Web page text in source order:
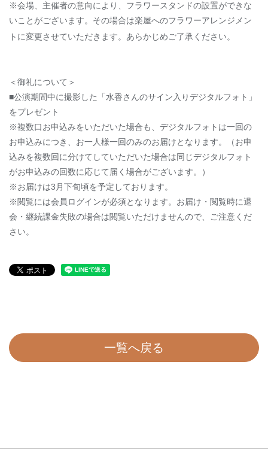
※会場、主催者の意向により、フラワースタンドの設置ができな
いことがございます。その場合は楽屋へのフラワーアレンジメン
トに変更させていただきます。あらかじめご了承ください。
＜御礼について＞
■公演期間中に撮影した「水香さんのサイン入りデジタルフォト」
をプレゼント
※複数口お申込みをいただいた場合も、 デジタルフォトは一回の
お申込みにつき、 お一人様一回のみのお届けとなります。（お申
込みを複数回に分けてしていただいた場合は同じデジタルフォト
がお申込みの回数に応じて届く場合がございます。）
※お届けは3月下旬頃を予定しております。
※閲覧には会員ログインが必須となります。 お届け ・閲覧時に退
会・継続課金失敗の場合は閲覧いただけませんので、ご注意くだ
さい。
一覧へ戻る